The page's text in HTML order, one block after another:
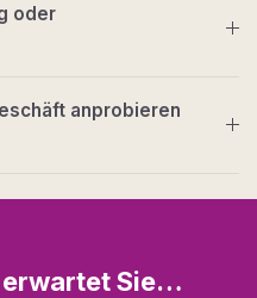
oder
anprobieren
erwartet Sie…